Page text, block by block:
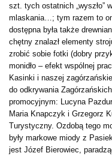
szt. tych ostatnich „wyszło”
mlaskania…; tym razem to
dostępna była także
chętny znalazł elementy
zrobić sobie fotki (dobry
monidło – efekt wspólnej
Kasinki i naszej
do odkrywania
promocyjnym: Lucyna
Maria Knapczyk i Grzegorz
Turystyczny. Ozdobą tego
były markowe miody z
jest Józef Bierowiec,